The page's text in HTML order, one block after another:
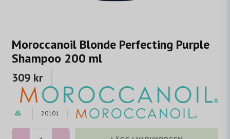
Moroccanoil Blonde Perfecting Purple
Shampoo 200 ml
309 kr
20101